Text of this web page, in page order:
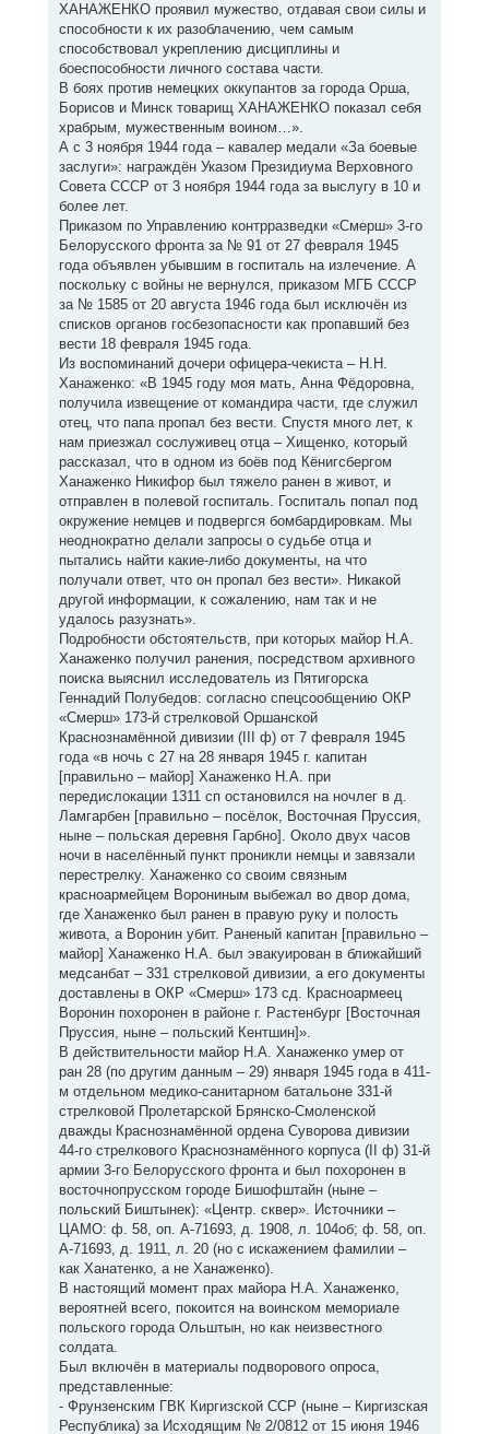
ХАНАЖЕНКО проявил мужество, отдавая свои силы и
способности к их разоблачению, чем самым
способствовал укреплению дисциплины и
боеспособности личного состава части.
В боях против немецких оккупантов за города Орша,
Борисов и Минск товарищ ХАНАЖЕНКО показал себя
храбрым, мужественным воином…».
А с 3 ноября 1944 года – кавалер медали «За боевые
заслуги»: награждён Указом Президиума Верховного
Совета СССР от 3 ноября 1944 года за выслугу в 10 и
более лет.
Приказом по Управлению контрразведки «Смерш» 3-го
Белорусского фронта за № 91 от 27 февраля 1945
года объявлен убывшим в госпиталь на излечение. А
поскольку с войны не вернулся, приказом МГБ СССР
за № 1585 от 20 августа 1946 года был исключён из
списков органов госбезопасности как пропавший без
вести 18 февраля 1945 года.
Из воспоминаний дочери офицера-чекиста – Н.Н.
Ханаженко: «В 1945 году моя мать, Анна Фёдоровна,
получила извещение от командира части, где служил
отец, что папа пропал без вести. Спустя много лет, к
нам приезжал сослуживец отца – Хищенко, который
рассказал, что в одном из боёв под Кёнигсбергом
Ханаженко Никифор был тяжело ранен в живот, и
отправлен в полевой госпиталь. Госпиталь попал под
окружение немцев и подвергся бомбардировкам. Мы
неоднократно делали запросы о судьбе отца и
пытались найти какие-либо документы, на что
получали ответ, что он пропал без вести». Никакой
другой информации, к сожалению, нам так и не
удалось разузнать».
Подробности обстоятельств, при которых майор Н.А.
Ханаженко получил ранения, посредством архивного
поиска выяснил исследователь из Пятигорска
Геннадий Полубедов: согласно спецсообщению ОКР
«Смерш» 173-й стрелковой Оршанской
Краснознамённой дивизии (III ф) от 7 февраля 1945
года «в ночь с 27 на 28 января 1945 г. капитан
[правильно – майор] Ханаженко Н.А. при
передислокации 1311 сп остановился на ночлег в д.
Ламгарбен [правильно – посёлок, Восточная Пруссия,
ныне – польская деревня Гарбно]. Около двух часов
ночи в населённый пункт проникли немцы и завязали
перестрелку. Ханаженко со своим связным
красноармейцем Ворониным выбежал во двор дома,
где Ханаженко был ранен в правую руку и полость
живота, а Воронин убит. Раненый капитан [правильно –
майор] Ханаженко Н.А. был эвакуирован в ближайший
медсанбат – 331 стрелковой дивизии, а его документы
доставлены в ОКР «Смерш» 173 сд. Красноармеец
Воронин похоронен в районе г. Растенбург [Восточная
Пруссия, ныне – польский Кентшин]».
В действительности майор Н.А. Ханаженко умер от
ран 28 (по другим данным – 29) января 1945 года в 411-
м отдельном медико-санитарном батальоне 331-й
стрелковой Пролетарской Брянско-Смоленской
дважды Краснознамённой ордена Суворова дивизии
44-го стрелкового Краснознамённого корпуса (II ф) 31-й
армии 3-го Белорусского фронта и был похоронен в
восточнопрусском городе Бишофштайн (ныне –
польский Биштынек): «Центр. сквер». Источники –
ЦАМО: ф. 58, оп. А-71693, д. 1908, л. 104об; ф. 58, оп.
А-71693, д. 1911, л. 20 (но с искажением фамилии –
как Ханатенко, а не Ханаженко).
В настоящий момент прах майора Н.А. Ханаженко,
вероятней всего, покоится на воинском мемориале
польского города Ольштын, но как неизвестного
солдата.
Был включён в материалы подворового опроса,
представленные:
- Фрунзенским ГВК Киргизской ССР (ныне – Киргизская
Республика) за Исходящим № 2/0812 от 15 июня 1946